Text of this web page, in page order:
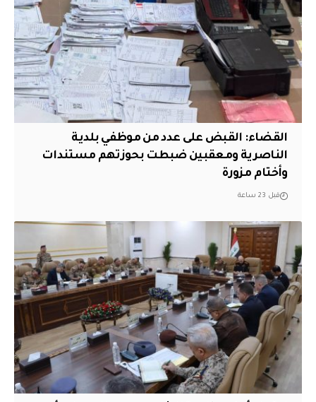
القضاء: القبض على عدد من موظفي بلدية
الناصرية ومعقبين ضبطت بحوزتهم مستندات
وأختام مزورة
قبل 23 ساعة